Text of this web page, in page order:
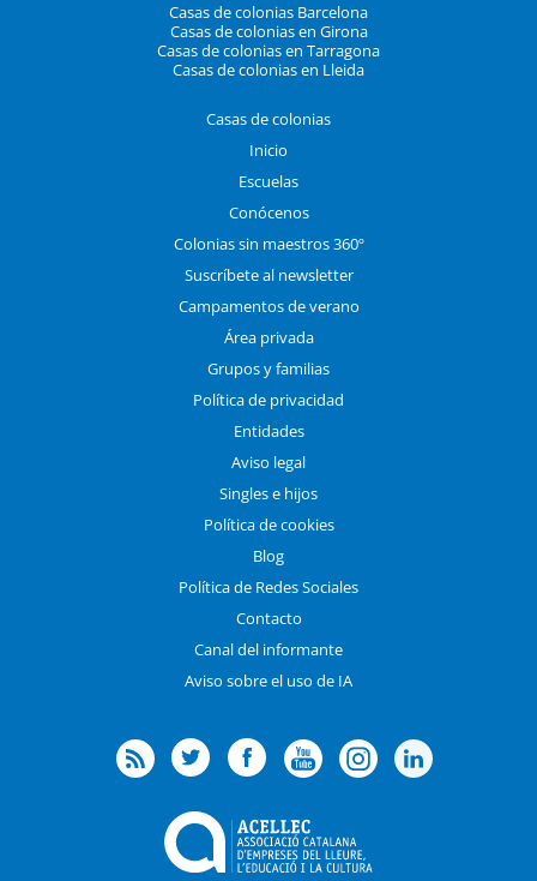
Casas de colonias Barcelona
Casas de colonias en Girona
Casas de colonias en Tarragona
Casas de colonias en Lleida
Casas de colonias
Inicio
Escuelas
Conócenos
Colonias sin maestros 360º
Suscríbete al newsletter
Campamentos de verano
Área privada
Grupos y familias
Política de privacidad
Entidades
Aviso legal
Singles e hijos
Política de cookies
Blog
Política de Redes Sociales
Contacto
Canal del informante
Aviso sobre el uso de IA